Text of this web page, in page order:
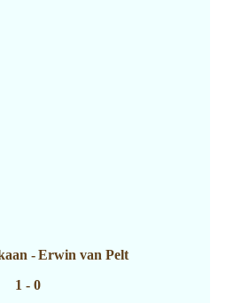
- Erwin van Pelt
1 - 0